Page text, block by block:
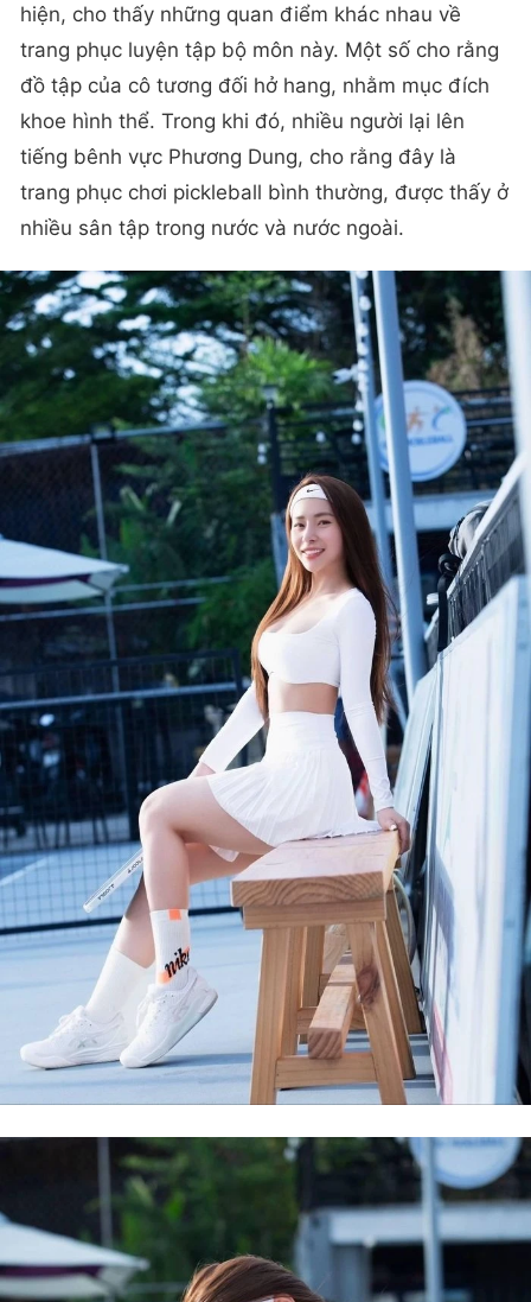
hiện, cho thấy những quan điểm khác nhau về
trang phục luyện tập bộ môn này. Một số cho rằng
đồ tập của cô tương đối hở hang, nhằm mục đích
khoe hình thể. Trong khi đó, nhiều người lại lên
tiếng bênh vực Phương Dung, cho rằng đây là
trang phục chơi pickleball bình thường, được thấy ở
nhiều sân tập trong nước và nước ngoài.